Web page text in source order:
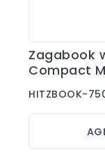
Zagabook
Compact
HITZBOOK-